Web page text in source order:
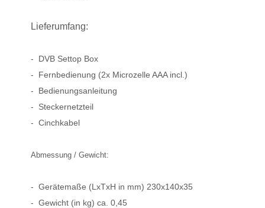
Lieferumfang:
- DVB Settop Box
- Fernbedienung (2x Microzelle AAA incl.)
- Bedienungsanleitung
- Steckernetzteil
- Cinchkabel
Abmessung / Gewicht:
- Gerätemaße (LxTxH in mm) 230x140x35
- Gewicht (in kg) ca. 0,45